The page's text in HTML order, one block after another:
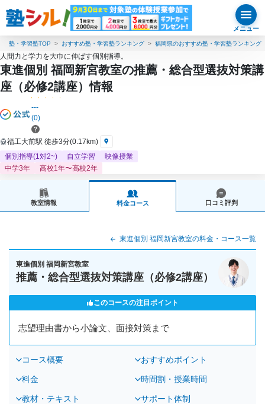
メニュー
塾・学習塾TOP おすすめ塾・学習塾ランキング 福岡県のおすすめ塾・学習塾ランキング
人間力と学力を大巾に伸ばす個別指導。
東進個別 福岡新宮教室の推薦・総合型選抜対策講
座（必修2講座）情報
---
(0)
福工大前駅 徒歩3分(0.17km)
個別指導(1対2~)
自立学習
映像授業
中学3年
高校1年〜高校2年
教室情報 料金コース 口コミ評判
東進個別 福岡新宮教室の料金・コース一覧
東進個別 福岡新宮教室
推薦・総合型選抜対策講座（必修2講座）
このコースの注目ポイント
志望理由書から小論文、面接対策まで
コース概要 おすすめポイント
料金 時間割・授業時間
教材・テキスト サポート体制